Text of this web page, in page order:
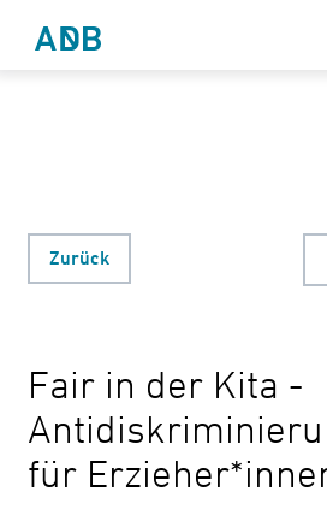
Zurück
Fair in der Kita -
für